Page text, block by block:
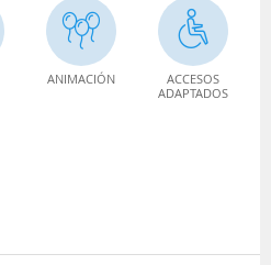
ANIMACIÓN
ACCESOS
ADAPTADOS